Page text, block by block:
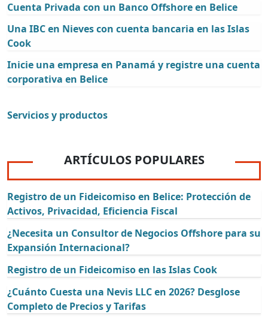
Cuenta Privada con un Banco Offshore en Belice
Una IBC en Nieves con cuenta bancaria en las Islas
Cook
Inicie una empresa en Panamá y registre una cuenta
corporativa en Belice
Servicios y productos
ARTÍCULOS POPULARES
Registro de un Fideicomiso en Belice: Protección de
Activos, Privacidad, Eficiencia Fiscal
¿Necesita un Consultor de Negocios Offshore para su
Expansión Internacional?
Registro de un Fideicomiso en las Islas Cook
¿Cuánto Cuesta una Nevis LLC en 2026? Desglose
Completo de Precios y Tarifas